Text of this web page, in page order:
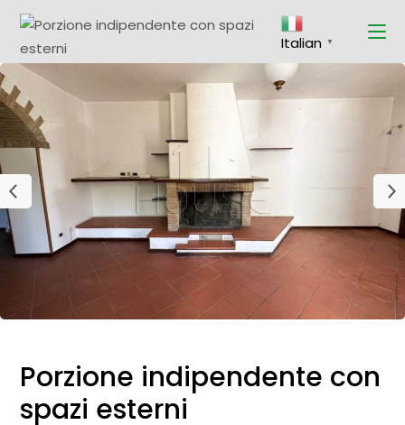
Italian ▼
Porzione indipendente con
spazi esterni